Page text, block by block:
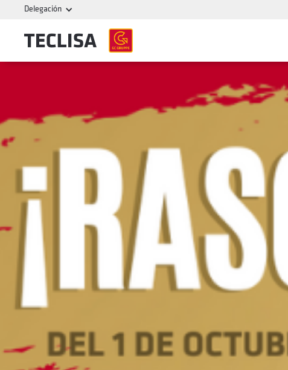
Delegación